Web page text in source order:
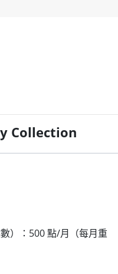
Collection
）：500 點/月（每月重